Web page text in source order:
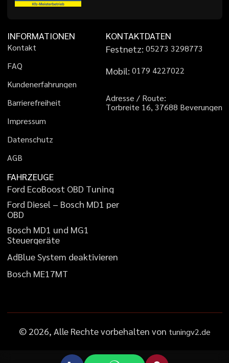
INFORMATIONEN
Kontakt
FAQ
Kundenerfahrungen
Barrierefreiheit
Impressum
Datenschutz
AGB
KONTAKTDATEN
Festnetz: 05273 3298773
Mobil: 01 79 4227022
Adresse / Route:
Torbreite 16, 37688 Beverungen
FAHRZEUGE
Ford EcoBoost OBD Tuning
Ford Diesel – Bosch MD1 per
OBD
Bosch MD1 und MG1
Steuergeräte
AdBlueSystem deaktivieren
Bosch ME17MT
© 2026, Alle Rechte vorbehalten von tuningv2.de